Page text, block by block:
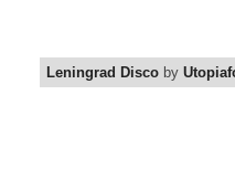
Leningrad Disco by